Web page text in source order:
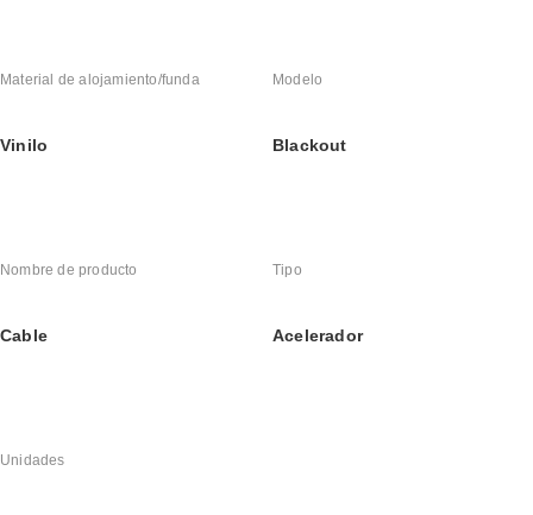
Material de alojamiento/funda
Vinilo
Modelo
Blackout
Nombre de producto
Cable
Tipo
Acelerador
Unidades